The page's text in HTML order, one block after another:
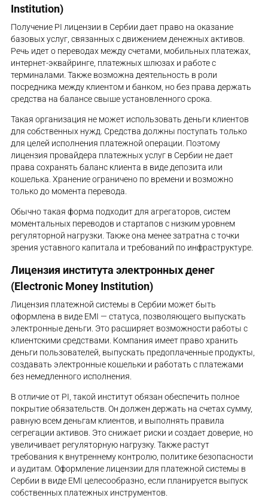
Institution)
Получение PI лицензии в Сербии дает право на оказание
базовых услуг, связанных с движением денежных активов.
Речь идет о переводах между счетами, мобильных платежах,
интернет-эквайринге, платежных шлюзах и работе с
терминалами. Также возможна деятельность в роли
посредника между клиентом и банком, но без права держать
средства на балансе свыше установленного срока.
Такая организация не может использовать деньги клиентов
для собственных нужд. Средства должны поступать только
для целей исполнения платежной операции. Поэтому
лицензия провайдера платежных услуг в Сербии не дает
права сохранять баланс клиента в виде депозита или
кошелька. Хранение ограничено по времени и возможно
только до момента перевода.
Обычно такая форма подходит для агрегаторов, систем
моментальных переводов и стартапов с низким уровнем
регуляторной нагрузки. Также она менее затратна с точки
зрения уставного капитала и требований по инфраструктуре.
Лицензия института электронных денег
(Electronic Money Institution)
Лицензия платежной системы в Сербии может быть
оформлена в виде EMI — статуса, позволяющего выпускать
электронные деньги. Это расширяет возможности работы с
клиентскими средствами. Компания имеет право хранить
деньги пользователей, выпускать предоплаченные продукты,
создавать электронные кошельки и работать с платежами
без немедленного исполнения.
В отличие от PI, такой институт обязан обеспечить полное
покрытие обязательств. Он должен держать на счетах сумму,
равную всем деньгам клиентов, и выполнять правила
сегрегации активов. Это снижает риски и создает доверие, но
увеличивает регуляторную нагрузку. Также растут
требования к внутреннему контролю, политике безопасности
и аудитам. Оформление лицензии для платежной системы в
Сербии в виде EMI целесообразно, если планируется выпуск
собственных платежных инструментов.